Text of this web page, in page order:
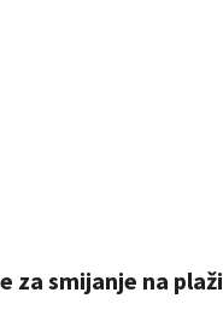
za smijanje na plaži